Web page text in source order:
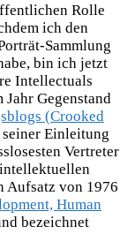
Rolle
ich den
Sammlung
bin ich jetzt
Intellectuals
Gegenstand
(Crooked
Einleitung
Vertreter
Aufsatz von 1976
Human
bezeichnet